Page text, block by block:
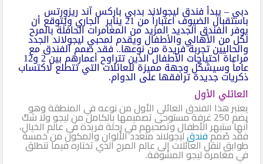
دبي – يبدأ فندق ليجولاند بدبي باركس آند ريزورتس
باستقبال الضيوف اعتباراً من 21 يناير الجاري ويُتوقع أن
يوفر الفندق الجديد المزيد من المغامرات الحافلة بالمرح
لكل من الأهالي والأطفال ويقدم لمحبي ليجولاند الجدد
والحاليين تجربة فريدة من نوعها.. فقد صمم الفندق مع
مراعاة احتياجات الأطفال الذين تتراوح أعمارهم بين 2 و12
عاماً وسيشكّل وجهة مميزة للعائلات التي تتطلع لاكتساب
ذكريات جديدة ترافقها على الدوام.
العائلي الأول
يعتبر هذا الفندق العائلي الأول من نوعه في المنطقة وهو
يضم 250 غرفة مستوحى تصميمها بالكامل من ليجو ولا شكّ
أنها ستبهر الأطفال وتصحبهم في رحلة فريدة في عالم الخيال،
فقد صُممفندقليجولاند متعدد الألوان والمكون من خمسة
طوابق لنقل العائلات إلى عالم المرح الذي تختاره فيما تنطلق
في مغامرة ليجو المشوقة.